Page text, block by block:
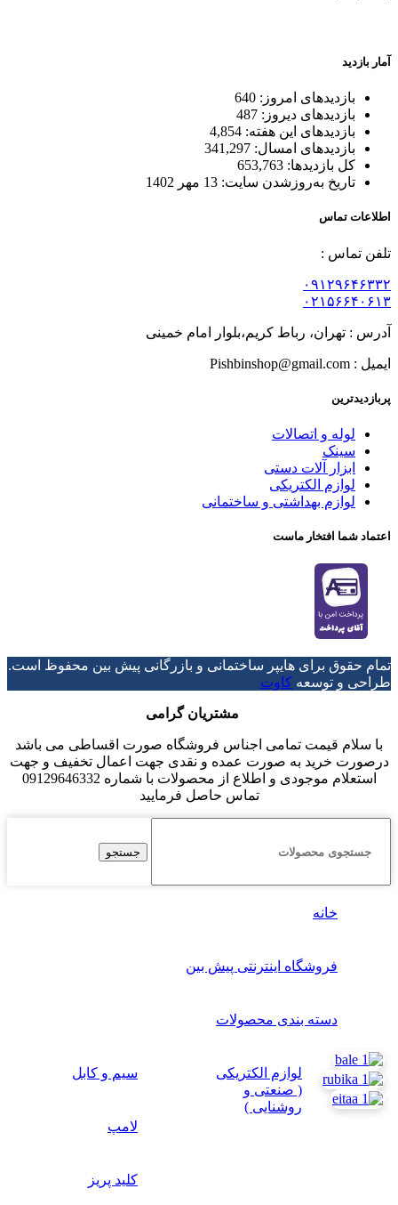
آمار بازدید
بازدیدهای امروز: 640
بازدیدهای دیروز: 487
بازدیدهای این هفته: 4,854
بازدیدهای امسال: 341,297
کل بازدیدها: 653,763
تاریخ به‌روزشدن سایت: 13 مهر 1402
اطلاعات تماس
تلفن تماس :
۰۹۱۲۹۶۴۶۳۳۲
۰۲۱۵۶۶۴۰۶۱۳
آدرس : تهران، رباط کریم،بلوار امام خمینی
ایمیل : Pishbinshop@gmail.com
پربازدیدترین
لوله و اتصالات
سینک
ابزار آلات دستی
لوازم الکتریکی
لوازم بهداشتی و ساختمانی
اعتماد شما افتخار ماست
تمام حقوق برای هایپر ساختمانی و بازرگانی پیش بین محفوظ است.
طراحی و توسعه کاوت
مشتریان گرامی
با سلام قیمت تمامی اجناس فروشگاه صورت اقساطی می باشد
درصورت خرید به صورت عمده و نقدی جهت اعمال تخفیف و جهت
استعلام موجودی و اطلاع از محصولات با شماره 09129646332
تماس حاصل فرمایید
جستجو
خانه
فروشگاه اینترنتی پیش بین
دسته بندی محصولات
لوازم الکتریکی
( صنعتی و
روشنایی )
سیم و کابل
لامپ
کلید پریز